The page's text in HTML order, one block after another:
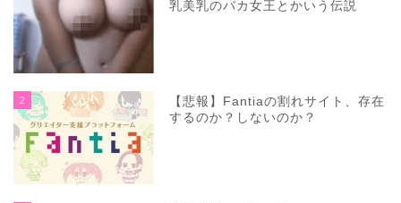
乳美乳のバカ女王とかいう伝説
2
【悲報】Fantiaの割れサイト、存在
するのか？しないのか？